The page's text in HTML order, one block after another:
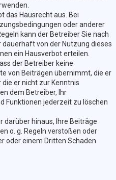
das Hausrecht aus. Bei
oder anderer
kann der Betreiber Sie nach
von der Nutzung dieses
ein Hausverbot erteilen.
der Betreiber keine
von Beiträgen übernimmt, die er
er nicht zur Kenntnis
dem Betreiber, Ihr
Funktionen jederzeit zu löschen
hinaus, Ihre Beiträge
o. g. Regeln verstoßen oder
oder einem Dritten Schaden